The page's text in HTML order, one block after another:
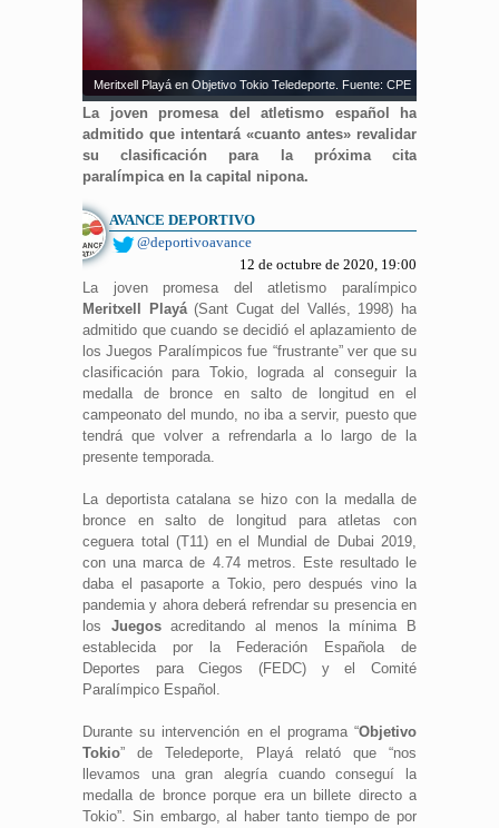
Meritxell Playá en Objetivo Tokio Teledeporte. Fuente: CPE
La joven promesa del atletismo español ha
admitido que intentará «cuanto antes» revalidar
su clasificación para la próxima cita
paralímpica en la capital nipona.
AVANCE DEPORTIVO
@deportivoavance
12 de octubre de 2020, 19:00
La joven promesa del atletismo paralímpico
Meritxell Playá(Sant Cugat del Vallés, 1998) ha
admitido que cuando se decidió el aplazamiento de
los Juegos Paralímpicos fue “frustrante” ver que su
clasificación para Tokio, lograda al conseguir la
medalla de bronce en salto de longitud en el
campeonato del mundo, no iba a servir, puesto que
tendrá que volver a refrendarla a lo largo de la
presente temporada.
La deportista catalana se hizo con la medalla de
bronce en salto de longitud para atletas con
ceguera total (T11) en el Mundial de Dubai 2019,
con una marca de 4.74 metros. Este resultado le
daba el pasaporte a Tokio, pero después vino la
pandemia y ahora deberá refrendar su presencia en
los Juegosacreditando al menos la mínima B
establecida por la Federación Española de
Deportes para Ciegos (FEDC) y el Comité
Paralímpico Español.
Durante su intervención en el programa “Objetivo
Tokio” de Teledeporte, Playá relató que “nos
llevamos una gran alegría cuando conseguí la
medalla de bronce porque era un billete directo a
Tokio”. Sin embargo, al haber tanto tiempo de por